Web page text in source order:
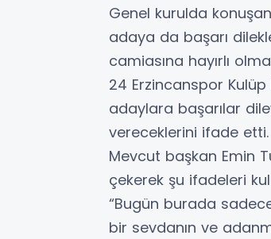
Genel kurulda
adaya da başarı
camiasına hayırlı
24 Erzincanspor
adaylara başarılar
vereceklerini ifade etti.
Mevcut başkan Emin
çekerek şu ifadeleri
“Bugün burada
bir sevdanın ve